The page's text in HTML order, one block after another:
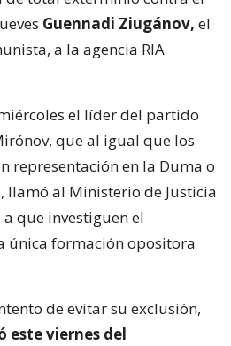
Guennadi Ziugánov, el
a la agencia RIA
el líder del partido
que al igual que los
representación en la Duma o
llamó al Ministerio de Justicia
que investiguen el
única formación opositora
de evitar su exclusión,
este viernes del